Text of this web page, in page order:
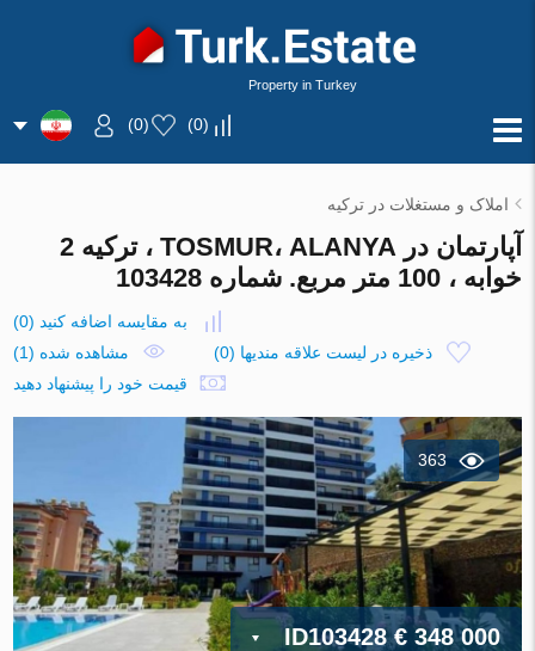
Property in Turkey
(
0
)
(
0
)
املاک و مستغلات در ترکیه
آپارتمان در TOSMUR، ALANYA ، ترکیه 2
خوابه ، 100 متر مربع. شماره 103428
به مقایسه اضافه کنید (
0
)
ذخیره در لیست علاقه مندیها (
0
)
مشاهده شده (1)
قیمت خود را پیشنهاد دهید
363
ID103428€ 348 000